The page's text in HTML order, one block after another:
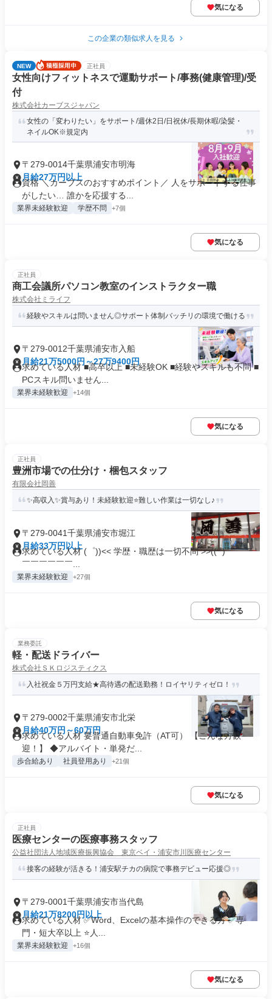
気になる
この企業の類似求人を見る
NEW 正社員
女性向けフィットネスで運動サポート/事務(健康管理)/受
付
株式会社カーブスジャパン
女性の「変わりたい」をサポート/週休2日/日祝休/長期休暇/染髪・
ネイルOK※規定内
〒279-0014千葉県浦安市明海
月給27万円以上
資格 ＼カーブスのおすすめポイント／ 人をサポートする仕事
がしたい… 誰かを応援する...
業界未経験歓迎 学歴不問 +7個
気になる
正社員
商工会議所パソコン教室のインストラクター職
株式会社ミライフ
経験やスキルは問いません◎サポート体制バッチリの環境で働ける
〒279-0012千葉県浦安市入船
月給21万5000円～27万9400円
求めている人材 ■高卒以上 ■未経験OK ■経験やスキルも不問 ■
PCスキル問いません...
業界未経験歓迎 +14個
気になる
正社員
豊洲市場での仕分け・梱包スタッフ
有限会社岡善
✨高収入✨賞与あり！未経験歓迎⭐難しい作業は一切なし♪
〒279-0041千葉県浦安市堀江
月給33万円以上
求めている人材 (゜))<< 学歴・職歴は一切不問 >>(( ˚) ￣￣￣
￣￣￣￣￣￣...
業界未経験歓迎 +27個
気になる
業務委託
軽・配送ドライバー
株式会社ＳＫロジスティクス
入社祝金５万円支給★高待遇の配送勤務！ロイヤリティゼロ！
〒279-0002千葉県浦安市北栄
月給40万円～60万円
求めている人材 要普通自動車免許（AT可） 【こんな方歓
迎！】 ◆アルバイト・単発だ...
歩合給あり 社員登用あり +21個
気になる
正社員
医療センターの医療事務スタッフ
公益社団法人地域医療振興協会 東京ベイ・浦安市川医療センター
接客の経験が活きる！浦安駅チカの病院で事務デビュー応援◎
〒279-0001千葉県浦安市当代島
月給21万8200円以上
求めている人材 ✅Word、Excelの基本操作のできる方 ✅専
門・短大卒以上 ⭐人...
業界未経験歓迎 +16個
気になる